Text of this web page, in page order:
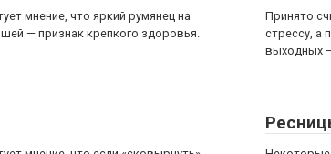
мнение, что яркий румянец на
— признак крепкого здоровья.
Принято
стрессу, а
выходных